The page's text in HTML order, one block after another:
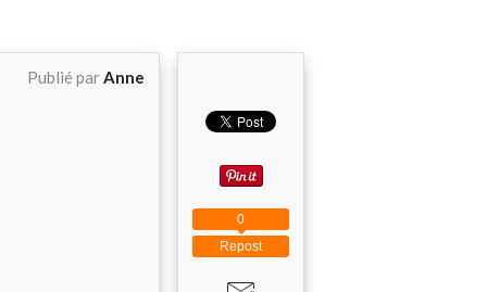
Publié parAnne
Repost
0